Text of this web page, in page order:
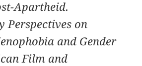
Apartheid.
Perspectives on
and Gender
Film and